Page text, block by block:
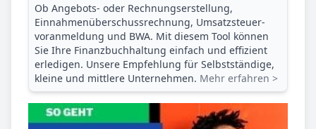
Ob Angebots- oder Rechnungserstellung,
Einnahmenüberschuss­rechnung, Umsatzsteuer­
voranmeldung und BWA. Mit diesem Tool können
Sie Ihre Finanz­buchhaltung einfach und effizient
erledigen. Unsere Empfehlung für Selbstständige,
kleine und mittlere Unternehmen. Mehr erfahren >